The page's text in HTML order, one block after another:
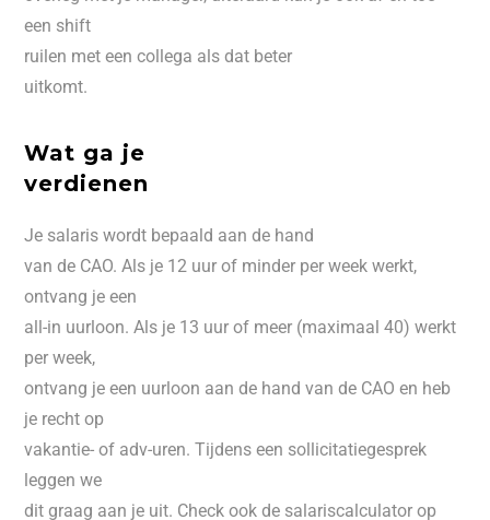
een shift
ruilen met een collega als dat beter
uitkomt.
Wat ga je
verdienen
Je salaris wordt bepaald aan de hand
van de CAO. Als je 12 uur of minder per week werkt,
ontvang je een
all-in uurloon. Als je 13 uur of meer (maximaal 40) werkt
per week,
ontvang je een uurloon aan de hand van de CAO en heb
je recht op
vakantie- of adv-uren. Tijdens een sollicitatiegesprek
leggen we
dit graag aan je uit. Check ook de salariscalculator op